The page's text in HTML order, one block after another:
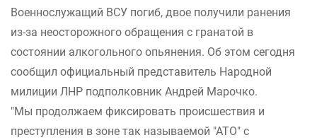
Военнослужащий ВСУ погиб, двое получили ранения
из-за неосторожного обращения с гранатой в
состоянии алкогольного опьянения. Об этом сегодня
сообщил официальный представитель Народной
милиции ЛНР подполковник Андрей Марочко.
"Мы продолжаем фиксировать происшествия и
преступления в зоне так называемой "АТО" с